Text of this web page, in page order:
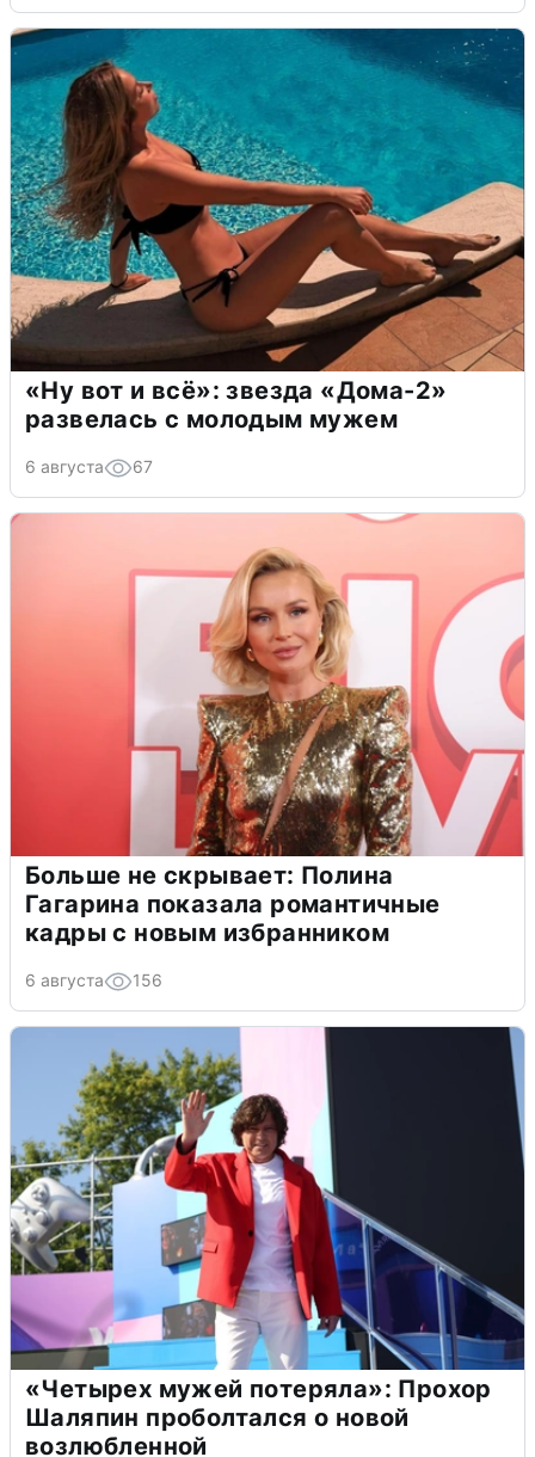
«Ну вот и всё»: звезда «Дома-2»
развелась с молодым мужем
6 августа 67
Больше не скрывает: Полина
Гагарина показала романтичные
кадры с новым избранником
6 августа 156
«Четырех мужей потеряла»: Прохор
Шаляпин проболтался о новой
возлюбленной